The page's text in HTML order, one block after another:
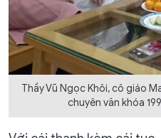
Thầy Vũ Ngọc Khôi, cô giáo
chuyên văn khóa